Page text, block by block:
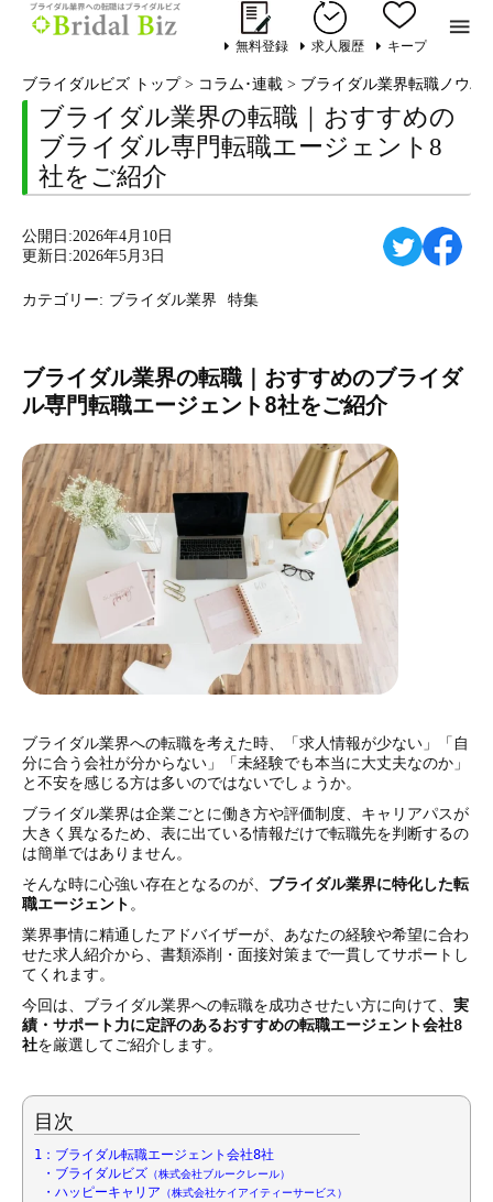

無料登録 求人履歴 キープ
ブライダルビズ トップ> コラム･連載 > ブライダル業界転職ノウハ
ブライダル業界の転職｜おすすめの
ブライダル専門転職エージェント8
社をご紹介
公開日:2026年4月10日
更新日:2026年5月3日
カテゴリー: ブライダル業界 特集
ブライダル業界の転職｜おすすめのブライダ
ル専門転職エージェント8社をご紹介
ブライダル業界への転職を考えた時、「求人情報が少ない」「自
分に合う会社が分からない」「未経験でも本当に大丈夫なのか」
と不安を感じる方は多いのではないでしょうか。
ブライダル業界は企業ごとに働き方や評価制度、キャリアパスが
大きく異なるため、表に出ている情報だけで転職先を判断するの
は簡単ではありません。
そんな時に心強い存在となるのが、 ブライダル業界に特化した転
職エージェント。
業界事情に精通したアドバイザーが、あなたの経験や希望に合わ
せた求人紹介から、書類添削・面接対策まで一貫してサポートし
てくれます。
今回は、ブライダル業界への転職を成功させたい方に向けて、 実
績・サポート力に定評のあるおすすめの転職エージェント会社8
社を厳選してご紹介します。
目次
1：ブライダル転職エージェント会社8社
・ ブライダルビズ （株式会社ブルークレール）
・ ハッピーキャリア （株式会社ケイアイティーサービス）